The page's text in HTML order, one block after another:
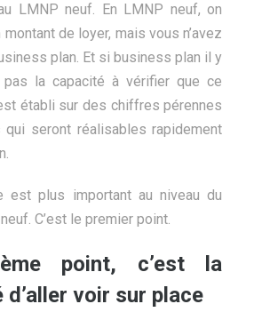
LMNP neuf. En LMNP neuf, on
de loyer, mais vous n’avez
plan. Et si business plan il y
pas la capacité à vérifier que ce
établi sur des chiffres pérennes
seront réalisables rapidement
est plus important au niveau du
C’est le premier point.
point, c’est la
voir sur place